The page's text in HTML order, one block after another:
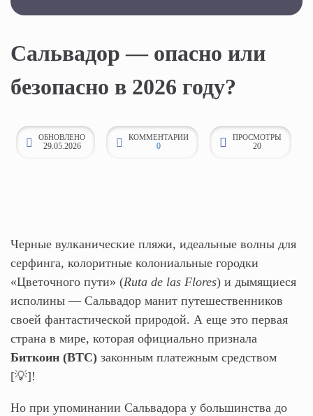
Сальвадор — опасно или
безопасно в 2026 году?
ОБНОВЛЕНО
29.05.2026
КОММЕНТАРИИ
0
ПРОСМОТРЫ
20
Черные вулканические пляжи, идеальные волны для
серфинга, колоритные колониальные городки
«Цветочного пути» (Ruta de las Flores) и дымящиеся
исполины — Сальвадор манит путешественников
своей фантастической природой. А еще это первая
страна в мире, которая официально признала
Биткоин (BTC) законным платежным средством
[💡]!
Но при упоминании Сальвадора у большинства до